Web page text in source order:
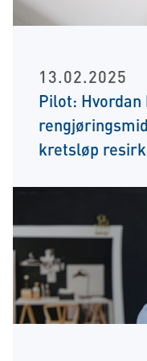
13.02.2025
Pilot:
kretsløp